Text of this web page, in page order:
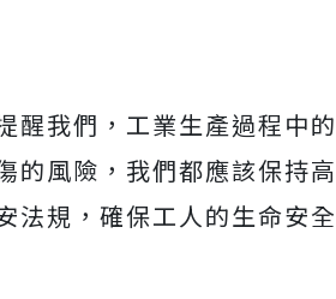
醒我們，工業生產過程中
的風險，我們都應該保持
法規，確保工人的生命安全